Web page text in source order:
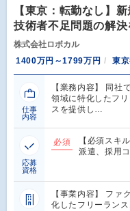
【東京：転勤なし】
技術者不足問題の解
株式会社ロボカル
1400万円～1799万円
東
仕事
内容
【業務内容】 同社
領域に特化したフ
スを提供し…
応募
資格
必須
【必須スキ
派遣、採用
【事業内容】 ファ
化したフリーラン